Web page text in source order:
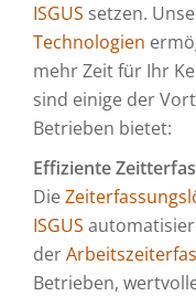
ISGUS setzen.
Technologien
mehr Zeit für Ihr
sind einige der
Betrieben bietet:
Effiziente
Die
ISGUS
der
Betrieben,